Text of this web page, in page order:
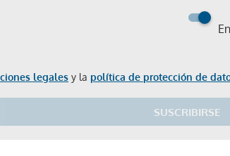
legales y la política de protección de
SUSCRIBIRSE